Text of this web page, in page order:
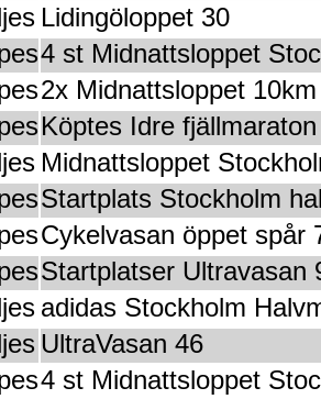
Lidingöloppet 30
4 st Midnattsloppet
2x Midnattsloppet 10km
Köptes Idre
Midnattsloppet
Startplats Stockholm
Cykelvasan öppet spår
Startplatser Ultravasan
adidas Stockholm
UltraVasan 46
4 st Midnattsloppet